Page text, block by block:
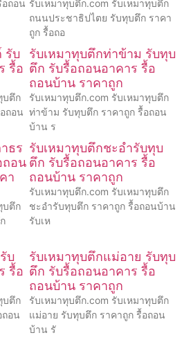
ถอน รับเหมาทุบตึก.com รับเหมาทุบตึก
ถนนประชาธิปไตย รับทุบตึก ราคา
ถูก รื้อถอ
รับ
รื้อ
บตึก
ถอน
รับเหมาทุบตึกท่าข้าม รับทุบ
ตึก รับรื้อถอนอาคาร รื้อ
ถอนบ้าน ราคาถูก
รับเหมาทุบตึก.com รับเหมาทุบตึก
ท่าข้าม รับทุบตึก ราคาถูก รื้อถอน
บ้าน ร
ธร
ถอน
า
บตึก
รับเหมาทุบตึกชะอำรับทุบ
ตึก รับรื้อถอนอาคาร รื้อ
ถอนบ้าน ราคาถูก
รับเหมาทุบตึก.com รับเหมาทุบตึก
ชะอำรับทุบตึก ราคาถูก รื้อถอนบ้าน
รับเห
บ
รื้อ
บตึก
อน
รับเหมาทุบตึกแม่อาย รับทุบ
ตึก รับรื้อถอนอาคาร รื้อ
ถอนบ้าน ราคาถูก
รับเหมาทุบตึก.com รับเหมาทุบตึก
แม่อาย รับทุบตึก ราคาถูก รื้อถอน
บ้าน รั